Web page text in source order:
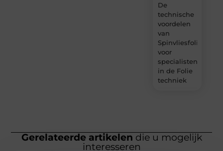
De
technische
voordelen
van
Spinvliesfolie
voor
specialisten
in de Folie
techniek
Gerelateerde artikelen die u mogelijk
interesseren